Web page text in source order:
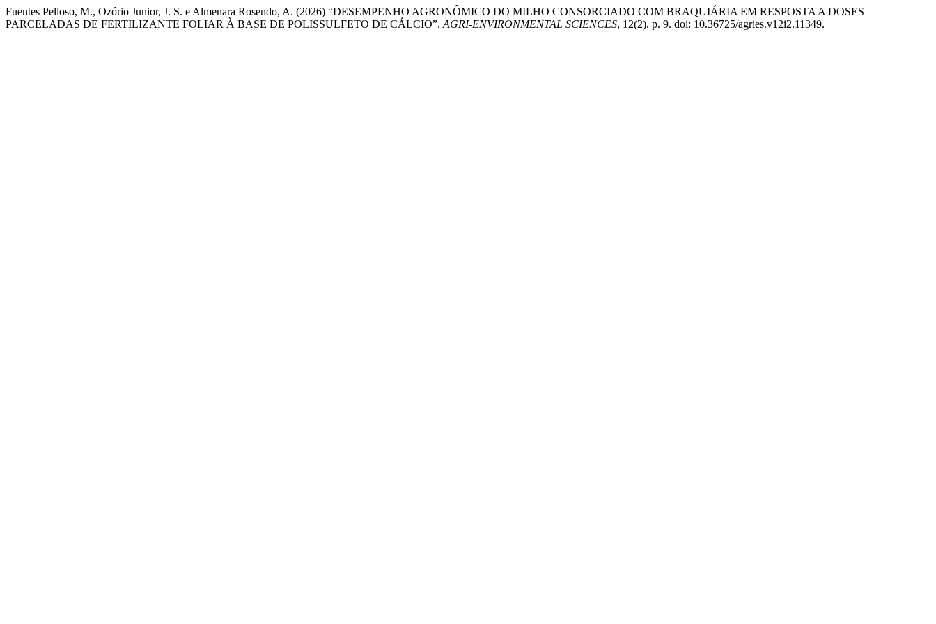
Fuentes Pelloso, M., Ozório Junior, J. S. e Almenara Rosendo, A. (2026) “DESEMPENHO AGRONÔMICO DO MILHO CONSORCIADO COM BRAQUIÁRIA EM RESPOSTA A DOSES
PARCELADAS DE FERTILIZANTE FOLIAR À BASE DE POLISSULFETO DE CÁLCIO”, AGRI-ENVIRONMENTAL SCIENCES, 12(2), p. 9. doi: 10.36725/agries.v12i2.11349.